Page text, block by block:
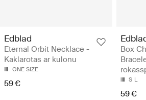
Edblad
Eternal Orbit Necklace -
Kaklarotas ar kulonu
ONE SIZE
59 €
Box
S L
59 €